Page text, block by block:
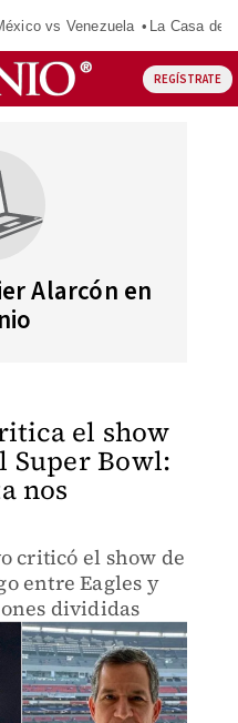
vs Venezuela La Casa de
REGÍSTRATE
Alarcón en
el show
Super Bowl:
nos
criticó el show de
entre Eagles y
divididas